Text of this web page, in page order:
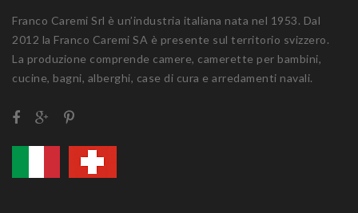
Franco Caremi Srl è un’industria italiana nata nel 1953. Dal
2012 la Franco Caremi SA è presente sul territorio svizzero.
La produzione comprende camere, camerette per bambini,
cucine, bagni, alberghi, case di cura e arredamenti navali.